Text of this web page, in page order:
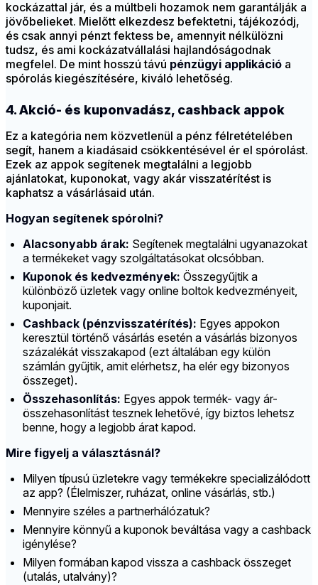
kockázattal jár, és a múltbeli hozamok nem garantálják a
jövőbelieket. Mielőtt elkezdesz befektetni, tájékozódj,
és csak annyi pénzt fektess be, amennyit nélkülözni
tudsz, és ami kockázatvállalási hajlandóságodnak
megfelel. De mint hosszú távú pénzügyi applikáció a
spórolás kiegészítésére, kiváló lehetőség.
4. Akció- és kuponvadász, cashback appok
Ez a kategória nem közvetlenül a pénz félretételében
segít, hanem a kiadásaid csökkentésével ér el spórolást.
Ezek az appok segítenek megtalálni a legjobb
ajánlatokat, kuponokat, vagy akár visszatérítést is
kaphatsz a vásárlásaid után.
Hogyan segítenek spórolni?
Alacsonyabb árak: Segítenek megtalálni ugyanazokat
a termékeket vagy szolgáltatásokat olcsóbban.
Kuponok és kedvezmények: Összegyűjtik a
különböző üzletek vagy online boltok kedvezményeit,
kuponjait.
Cashback (pénzvisszatérítés): Egyes appokon
keresztül történő vásárlás esetén a vásárlás bizonyos
százalékát visszakapod (ezt általában egy külön
számlán gyűjtik, amit elérhetsz, ha elér egy bizonyos
összeget).
Összehasonlítás: Egyes appok termék- vagy ár-
összehasonlítást tesznek lehetővé, így biztos lehetsz
benne, hogy a legjobb árat kapod.
Mire figyelj a választásnál?
Milyen típusú üzletekre vagy termékekre specializálódott
az app? (Élelmiszer, ruházat, online vásárlás, stb.)
Mennyire széles a partnerhálózatuk?
Mennyire könnyű a kuponok beváltása vagy a cashback
igénylése?
Milyen formában kapod vissza a cashback összeget
(utalás, utalvány)?